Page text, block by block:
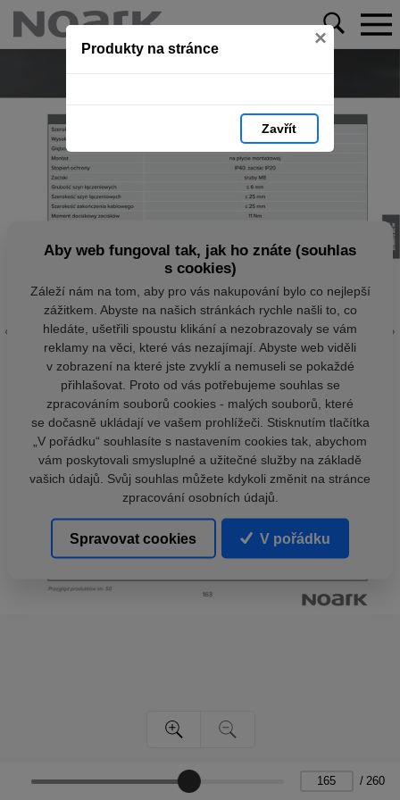
Produkty na stránce ×
Zavřít
/ 260
Aby web fungoval tak, jak ho znáte (souhlas
s cookies)
Záleží nám na tom, aby pro vás nakupování bylo co nejlepší
zážitkem. Abyste na našich stránkách rychle našli to, co
hledáte, ušetřili spoustu klikání a nezobrazovaly se vám
reklamy na věci, které vás nezajímají. Abyste web viděli
v zobrazení na které jste zvyklí a nemuseli se pokaždé
přihlašovat. Proto od vás potřebujeme souhlas se
zpracováním souborů cookies - malých souborů, které
se dočasně ukládají ve vašem prohlížeči. Stisknutím tlačítka
„V pořádku“ souhlasíte s nastavením cookies tak, abychom
vám poskytovali smysluplné a užitečné služby na základě
vašich údajů. Svůj souhlas můžete kdykoli změnit na stránce
zpracování osobních údajů.
Spravovat cookies V pořádku